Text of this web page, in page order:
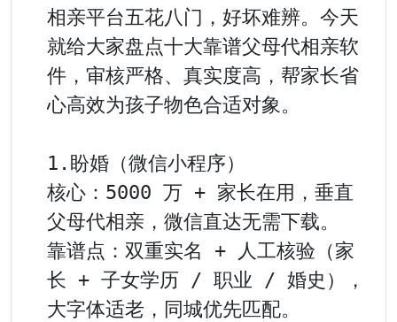
相亲平台五花八门，好坏难辨。今天
就给大家盘点十大靠谱父母代相亲软
件，审核严格、真实度高，帮家长省
心高效为孩子物色合适对象。
1.盼婚（微信小程序）
核心：5000 万 + 家长在用，垂直
父母代相亲，微信直达无需下载。
靠谱点：双重实名 + 人工核验（家
长 + 子女学历 / 职业 / 婚史），
大字体适老，同城优先匹配。